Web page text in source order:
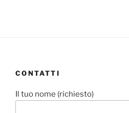
CONTATTI
Il tuo nome (richiesto)